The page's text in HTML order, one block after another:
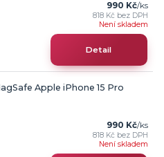
990 Kč/ks
818 Kč bez DPH
Není skladem
Detail
Apple iPhone 15 Pro
990 Kč/ks
818 Kč bez DPH
Není skladem